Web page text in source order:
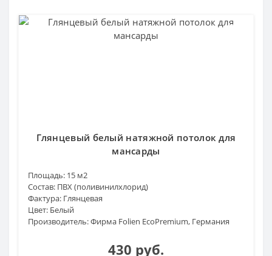
Глянцевый белый натяжной потолок для
мансарды
Площадь: 15 м2
Состав: ПВХ (поливинилхлорид)
Фактура: Глянцевая
Цвет: Белый
Производитель:Фирма Folien EcoPremium, Германия
430 руб.